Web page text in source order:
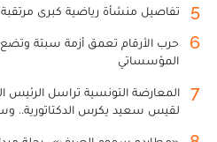
5 تفاصيل منشأة رياضية كبرى مرتقبة
6
حرب الأرقام تعمق أزمة سبتة
المؤسساتي
7
المعارضة التونسية تراسل الرئيس
لقيس سعيد يكرس الدكتاتورية..